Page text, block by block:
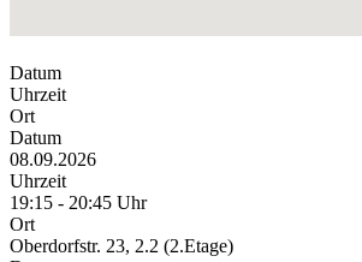
Datum
Uhrzeit
Ort
Datum
08.09.2026
Uhrzeit
19:15 - 20:45 Uhr
Ort
Oberdorfstr. 23, 2.2 (2.Etage)